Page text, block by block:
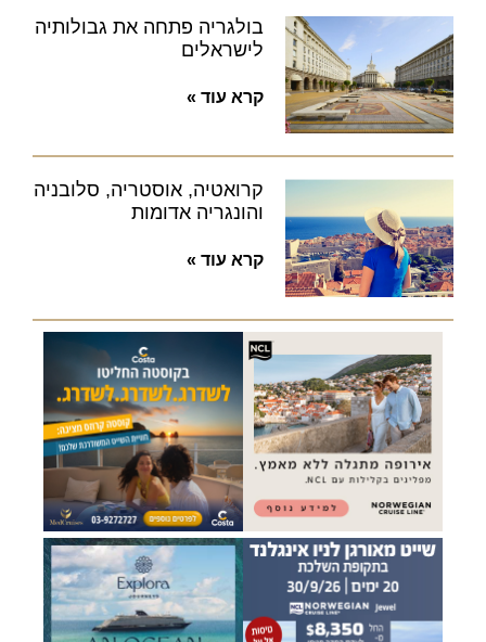
בולגריה פתחה את גבולותיה
לישראלים
קרא עוד »
קרואטיה, אוסטריה, סלובניה
והונגריה אדומות
קרא עוד »